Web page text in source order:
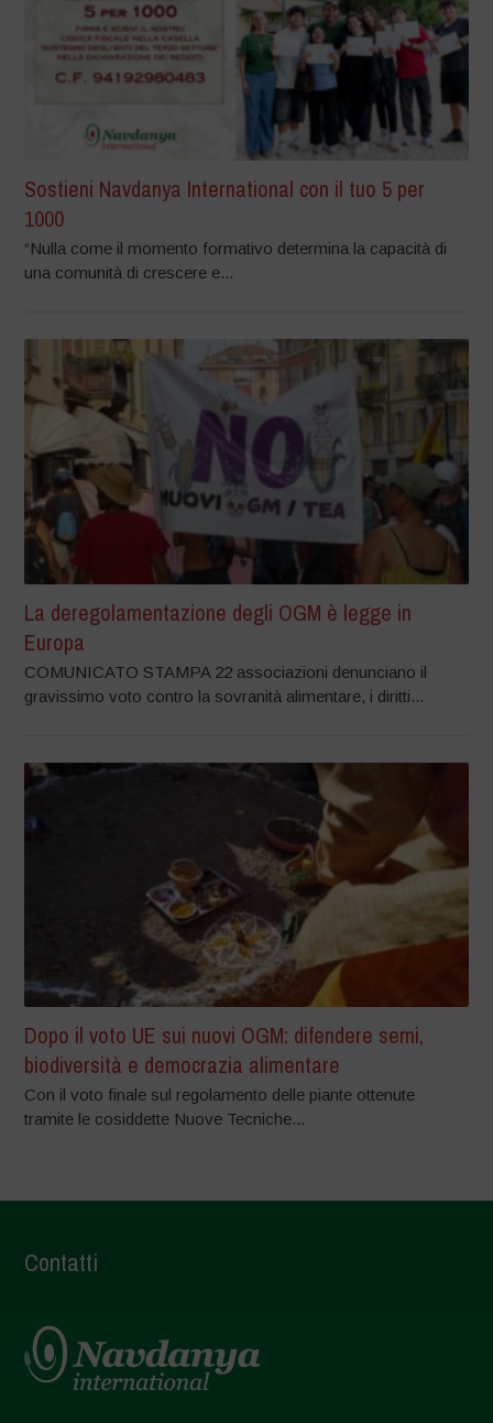
Sostieni Navdanya International con il tuo 5 per
1000
“Nulla come il momento formativo determina la capacità di
una comunità di crescere e...
La deregolamentazione degli OGM è legge in
Europa
COMUNICATO STAMPA 22 associazioni denunciano il
gravissimo voto contro la sovranità alimentare, i diritti...
Dopo il voto UE sui nuovi OGM: difendere semi,
biodiversità e democrazia alimentare
Con il voto finale sul regolamento delle piante ottenute
tramite le cosiddette Nuove Tecniche...
Contatti